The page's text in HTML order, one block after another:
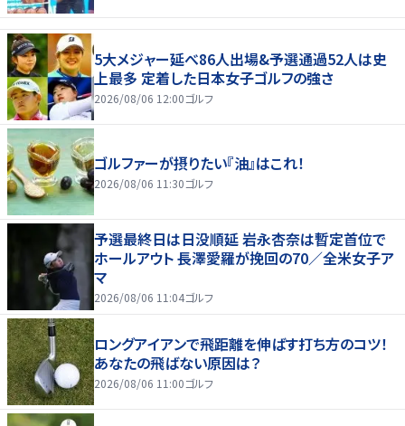
5大メジャー延べ86人出場&予選通過52人は史
上最多 定着した日本女子ゴルフの強さ
2026/08/06 12:00ゴルフ
ゴルファーが摂りたい『油』はこれ！
2026/08/06 11:30ゴルフ
予選最終日は日没順延 岩永杏奈は暫定首位で
ホールアウト 長澤愛羅が挽回の70／全米女子ア
マ
2026/08/06 11:04ゴルフ
ロングアイアンで飛距離を伸ばす打ち方のコツ！
あなたの飛ばない原因は？
2026/08/06 11:00ゴルフ